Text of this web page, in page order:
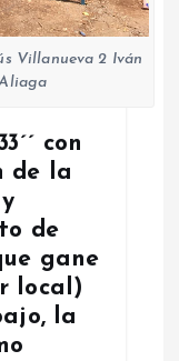
Villanueva 2 Iván
con
de la
de
gane
local)
la